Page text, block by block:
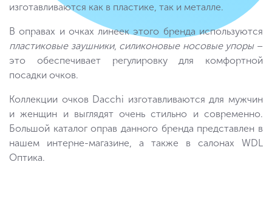
изготавливаются как в пластике, так и металле.
В оправах и очках линеек этого бренда используются
пластиковые заушники, силиконовые носовые упоры–
это обеспечивает регулировку для комфортной
посадки очков.
Коллекции очков Dacchi изготавливаются для мужчин
и женщин и выглядят очень стильно и современно.
Большой каталог оправ данного бренда представлен в
нашем интерне-магазине, а также в салонах WDL
Оптика.